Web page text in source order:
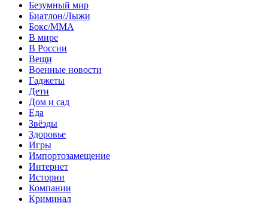
Безумный мир
Биатлон/Лыжи
Бокс/MMA
В мире
В России
Вещи
Военные новости
Гаджеты
Дети
Дом и сад
Еда
Звёзды
Здоровье
Игры
Импортозамещение
Интернет
Истории
Компании
Криминал